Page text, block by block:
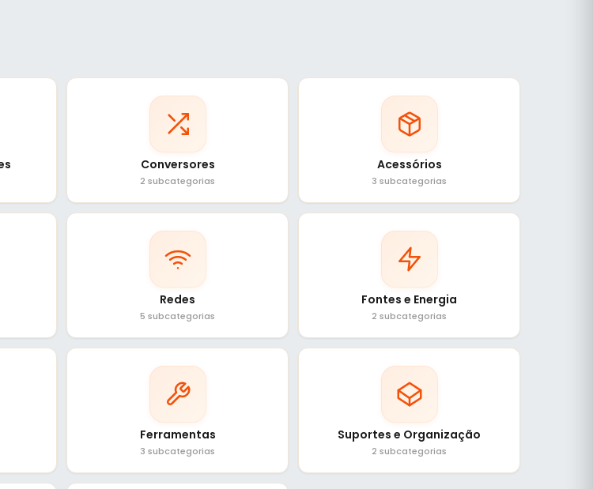
Conversores
2 subcategorias
Acessórios
3 subcategorias
Redes
5 subcategorias
Fontes e Energia
2 subcategorias
Ferramentas
3 subcategorias
Suportes e Organização
2 subcategorias